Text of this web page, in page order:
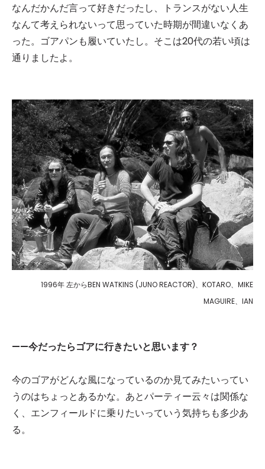
なんだかんだ言って好きだったし、トランスがない人生
なんて考えられないって思っていた時期が間違いなくあ
った。ゴアパンも履いていたし。そこは20代の若い頃は
通りましたよ。
1996年 左からBEN WATKINS (JUNO REACTOR)、KOTARO、MIKE
MAGUIRE、IAN
——今だったらゴアに行きたいと思います？
今のゴアがどんな風になっているのか見てみたいってい
うのはちょっとあるかな。あとパーティー云々は関係な
く、エンフィールドに乗りたいっていう気持ちも多少あ
る。